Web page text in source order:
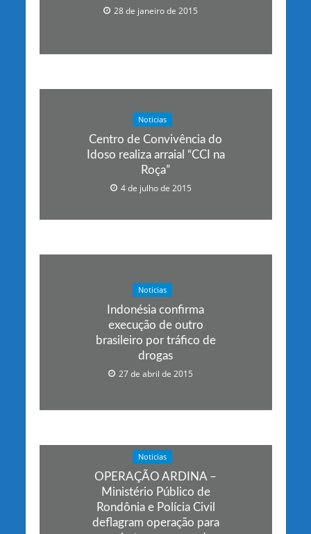
28 de janeiro de 2015
Noticias
Centro de Convivência do
Idoso realiza arraial “CCI na
Roça”
4 de julho de 2015
Noticias
Indonésia confirma
execução de outro
brasileiro por tráfico de
drogas
27 de abril de 2015
Noticias
OPERAÇÃO ARDINA –
Ministério Público de
Rondônia e Polícia Civil
deflagram operação para